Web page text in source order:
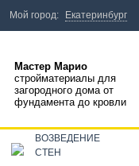
Мастер Марио
стройматериалы для
загородного дома от
фундамента до кровли
ВОЗВЕДЕНИЕ
СТЕН
Мой город: Екатеринбург